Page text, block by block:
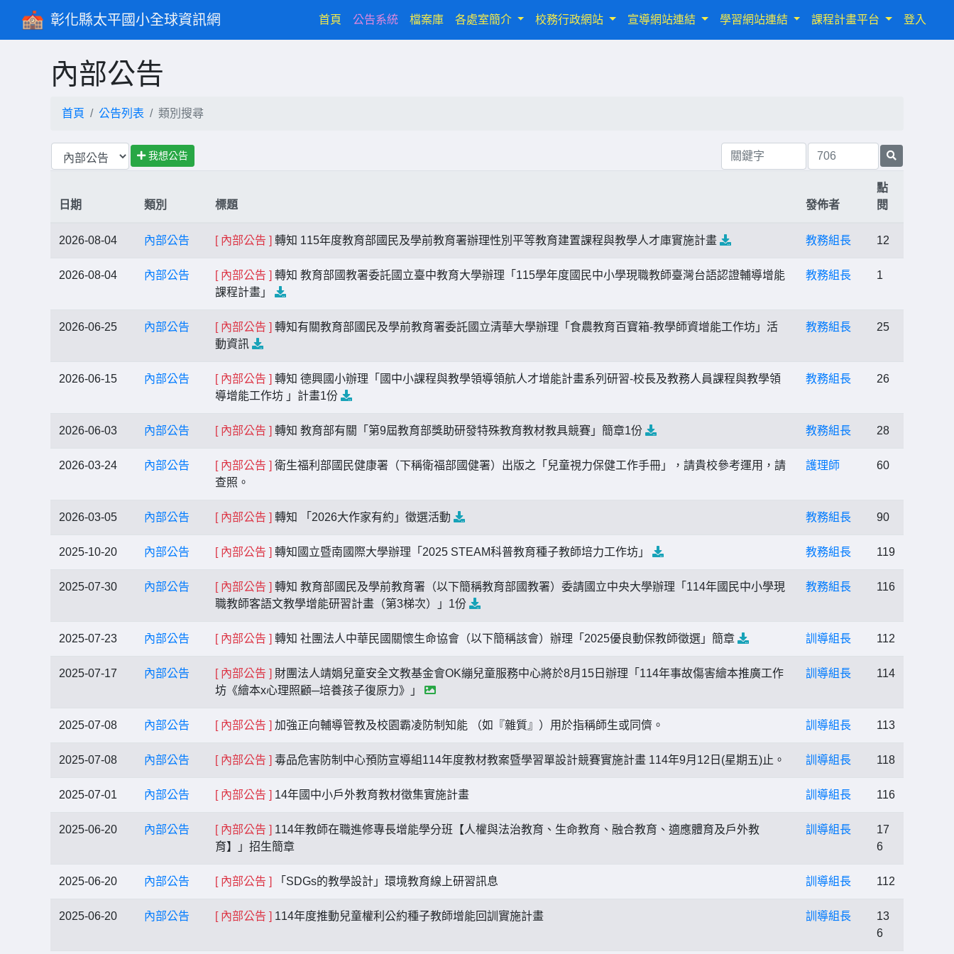
彰化縣太平國小全球資訊網 首頁(current)
公告系統 檔案庫 各處室簡介 校務行政網站 宣導網站連結 學習網站連結 課程計畫平台 登入
內部公告
首頁 公告列表 類別搜尋
我想公告
日期 類別 標題 發佈者
點
閱
2026-08-04 內部公告 [ 內部公告 ] 轉知 115年度教育部國民及學前教育署辦理性別平等教育建置課程與教學人才庫實施計畫 教務組長 12
2026-08-04 內部公告 [ 內部公告 ] 轉知 教育部國教署委託國立臺中教育大學辦理「115學年度國民中小學現職教師臺灣台語認證輔導增能
課程計畫」
教務組長 1
2026-06-25 內部公告 [ 內部公告 ] 轉知有關教育部國民及學前教育署委託國立清華大學辦理「食農教育百寶箱-教學師資增能工作坊」活
動資訊
教務組長 25
2026-06-15 內部公告 [ 內部公告 ] 轉知 德興國小辦理「國中小課程與教學領導領航人才增能計畫系列研習-校長及教務人員課程與教學領
導增能工作坊 」計畫1份
教務組長 26
2026-06-03 內部公告 [ 內部公告 ] 轉知 教育部有關「第9屆教育部獎助研發特殊教育教材教具競賽」簡章1份 教務組長 28
2026-03-24 內部公告 [ 內部公告 ] 衛生福利部國民健康署（下稱衛福部國健署）出版之「兒童視力保健工作手冊」，請貴校參考運用，請
查照。
護理師 60
2026-03-05 內部公告 [ 內部公告 ] 轉知 「2026大作家有約」徵選活動 教務組長 90
2025-10-20 內部公告 [ 內部公告 ] 轉知國立暨南國際大學辦理「2025 STEAM科普教育種子教師培力工作坊」 教務組長 119
2025-07-30 內部公告 [ 內部公告 ] 轉知 教育部國民及學前教育署（以下簡稱教育部國教署）委請國立中央大學辦理「114年國民中小學現
職教師客語文教學增能研習計畫（第3梯次）」1份
教務組長 116
2025-07-23 內部公告 [ 內部公告 ] 轉知 社團法人中華民國關懷生命協會（以下簡稱該會）辦理「2025優良動保教師徵選」簡章 訓導組長 112
2025-07-17 內部公告 [ 內部公告 ] 財團法人靖娟兒童安全文教基金會OK繃兒童服務中心將於8月15日辦理「114年事故傷害繪本推廣工作
坊《繪本x心理照顧─培養孩子復原力》」
訓導組長 114
2025-07-08 內部公告 [ 內部公告 ] 加強正向輔導管教及校園霸凌防制知能 （如『雜質』）用於指稱師生或同儕。 訓導組長 113
2025-07-08 內部公告 [ 內部公告 ] 毒品危害防制中心預防宣導組114年度教材教案暨學習單設計競賽實施計畫 114年9月12日(星期五)止。 訓導組長 118
2025-07-01 內部公告 [ 內部公告 ] 14年國中小戶外教育教材徵集實施計畫 訓導組長 116
2025-06-20 內部公告 [ 內部公告 ] 114年教師在職進修專長增能學分班【人權與法治教育、生命教育、融合教育、適應體育及戶外教
育】」招生簡章
訓導組長
17
6
2025-06-20 內部公告 [ 內部公告 ] 「SDGs的教學設計」環境教育線上研習訊息 訓導組長 112
2025-06-20 內部公告 [ 內部公告 ] 114年度推動兒童權利公約種子教師增能回訓實施計畫 訓導組長
13
6